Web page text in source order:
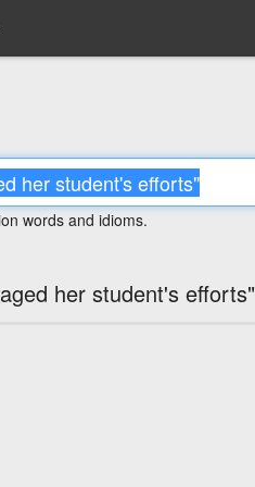
words and idioms.
her student's efforts"